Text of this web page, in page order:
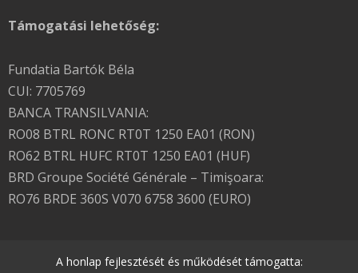
Támogatási lehetőség:
Fundatia Bartók Béla
CUI: 7705769
BANCA TRANSILVANIA:
RO08 BTRL RONC RT0T 1250 EA01 (RON)
RO62 BTRL HUFC RT0T 1250 EA01 (HUF)
BRD Groupe Société Générale – Timişoara:
RO76 BRDE 360S V070 6758 3600 (EURO)
A honlap fejlesztését és működését támogatta: